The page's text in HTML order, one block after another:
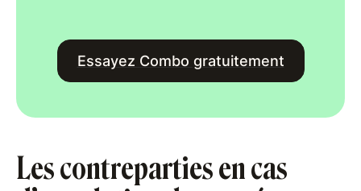
Essayez Combo gratuitement
Les contreparties en cas